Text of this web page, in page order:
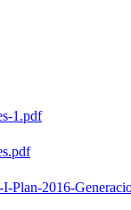
1.pdf
Plan-2016-